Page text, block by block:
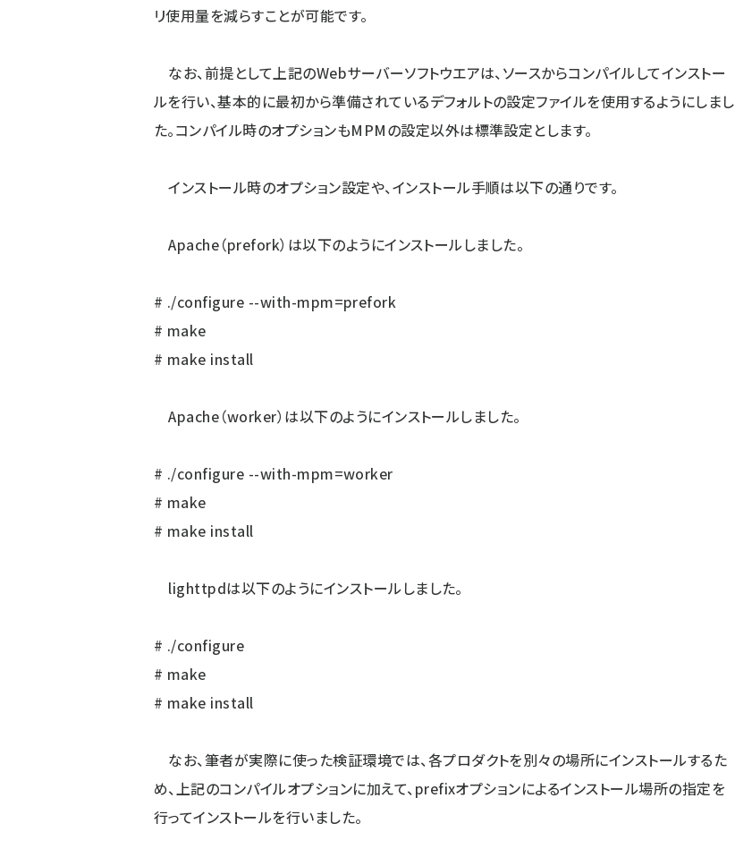
リ使用量を減らすことが可能です。
なお、前提として上記のWebサーバーソフトウエアは、ソースからコンパイルしてインストー
ルを行い、基本的に最初から準備されているデフォルトの設定ファイルを使用するようにしまし
た。コンパイル時のオプションもMPMの設定以外は標準設定とします。
インストール時のオプション設定や、インストール手順は以下の通りです。
Apache（prefork）は以下のようにインストールしました。
# ./configure --with-mpm=prefork
# make
# make install
Apache（worker）は以下のようにインストールしました。
# ./configure --with-mpm=worker
# make
# make install
lighttpdは以下のようにインストールしました。
# ./configure
# make
# make install
なお、筆者が実際に使った検証環境では、各プロダクトを別々の場所にインストールするた
め、上記のコンパイルオプションに加えて、prefixオプションによるインストール場所の指定を
行ってインストールを行いました。